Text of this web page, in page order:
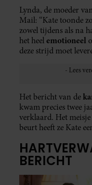
Lynda, de moeder
Mail: “Kate toonde
zowel tijdens als na
het heelemotioneel
deze strijd moet
Het bericht van de
kwam precies twee
verklaard. Het
beurt heeft ze Kate
BERICHT